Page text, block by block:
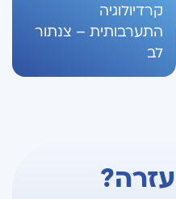
קרדיולוגיה
התערבותית – צנתור
לב